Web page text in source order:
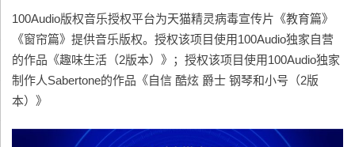
100Audio版权音乐授权平台为天猫精灵病毒宣传片《教育篇》
《窗帘篇》提供音乐版权。授权该项目使用100Audio独家自营
的作品《趣味生活（2版本）》；授权该项目使用100Audio独家
制作人Sabertone的作品《自信 酷炫 爵士 钢琴和小号（2版
本）》